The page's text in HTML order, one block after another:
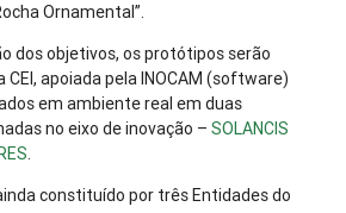
Ornamental”.
dos objetivos, os protótipos serão
CEI, apoiada pela INOCAM (software)
em ambiente real em duas
no eixo de inovação –SOLANCIS
.
constituído por três Entidades do